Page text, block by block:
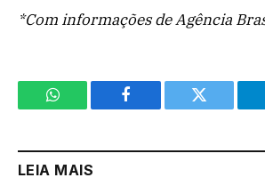
*Com informações de Agência
WhatsApp Facebook Twitter
LEIA MAIS